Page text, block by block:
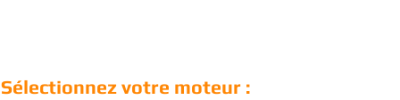
Sélectionnez votre moteur :